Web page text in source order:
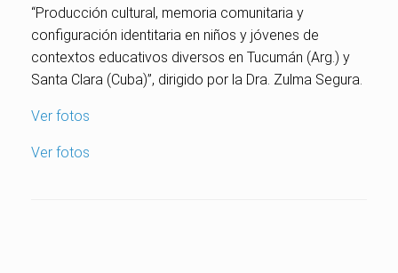
“Producción cultural, memoria comunitaria y
configuración identitaria en niños y jóvenes de
contextos educativos diversos en Tucumán (Arg.) y
Santa Clara (Cuba)”, dirigido por la Dra. Zulma Segura.
Ver fotos
Ver fotos